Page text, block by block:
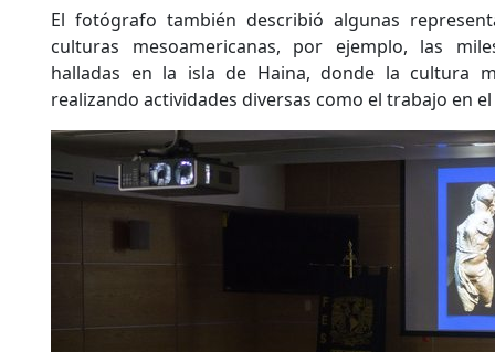
El fotógrafo también describió algunas
culturas mesoamericanas, por ejemplo, las
halladas en la isla de Haina, donde la cultura
realizando actividades diversas como el trabajo en el